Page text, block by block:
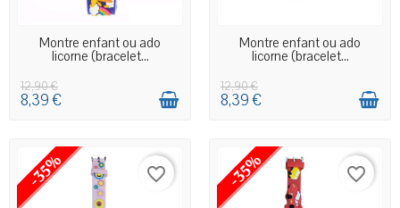
EN STOCK MAGASIN
Montre enfant ou ado
licorne (bracelet...
12,90 €
8,39 €
EN STOCK MAGASIN
Montre enfant ou ado
licorne (bracelet...
12,90 €
8,39 €
-35% favorite_border -35% favorite_border